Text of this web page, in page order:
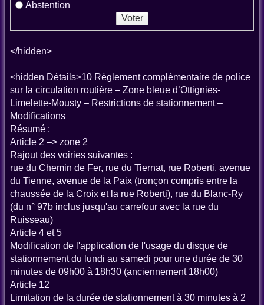
Abstention
</hidden>
<hidden Détails>10 Règlement complémentaire de police
sur la circulation routière – Zone bleue d’Ottignies-
Limelette-Mousty – Restrictions de stationnement –
Modifications
Résumé :
Article 2 –> zone 2
Rajout des voiries suivantes :
rue du Chemin de Fer, rue du Tiernat, rue Roberti, avenue
du Tienne, avenue de la Paix (tronçon compris entre la
chaussée de la Croix et la rue Roberti), rue du Blanc-Ry
(du n° 97b inclus jusqu'au carrefour avec la rue du
Ruisseau)
Article 4 et 5
Modification de l'application de l'usage du disque de
stationnement du lundi au samedi pour une durée de 30
minutes de 09h00 à 18h30 (anciennement 18h00)
Article 12
Limitation de la durée de stationnement à 30 minutes à 2